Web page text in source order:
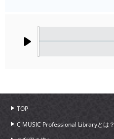
TOP
C MUSIC Professional Libraryとは？